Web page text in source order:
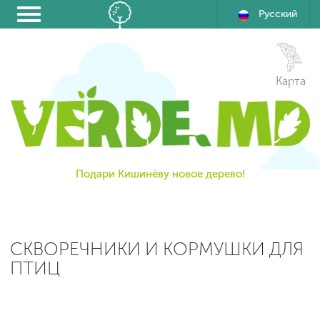
Русский
Подари Кишинёву новое дерево!
Карта
СКВОРЕЧНИКИ И КОРМУШКИ ДЛЯ
ПТИЦ